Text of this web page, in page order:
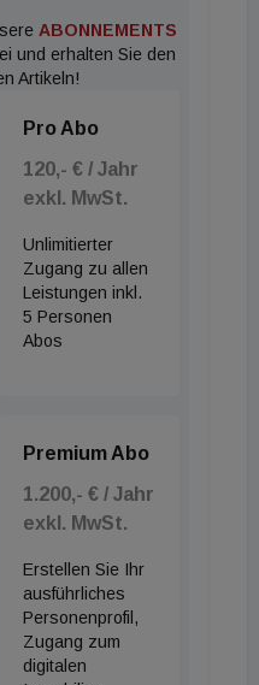
ABONNEMENTS
und erhalten Sie den
Artikeln!
Pro Abo
120,- € / Jahr
exkl. MwSt.
Unlimitierter
Zugang zu allen
Leistungen inkl.
5 Personen
Abos
Premium Abo
1.200,- € / Jahr
exkl. MwSt.
Erstellen Sie Ihr
ausführliches
Personenprofil,
Zugang zum
digitalen